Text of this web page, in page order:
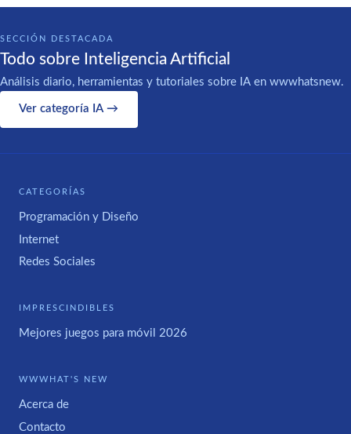
SECCIÓN DESTACADA
Todo sobre Inteligencia Artificial
Análisis diario, herramientas y tutoriales sobre IA en wwwhatsnew.
Ver categoría IA →
CATEGORÍAS
Programación y Diseño
Internet
Redes Sociales
IMPRESCINDIBLES
Mejores juegos para móvil 2026
WWWHAT'S NEW
Acerca de
Contacto